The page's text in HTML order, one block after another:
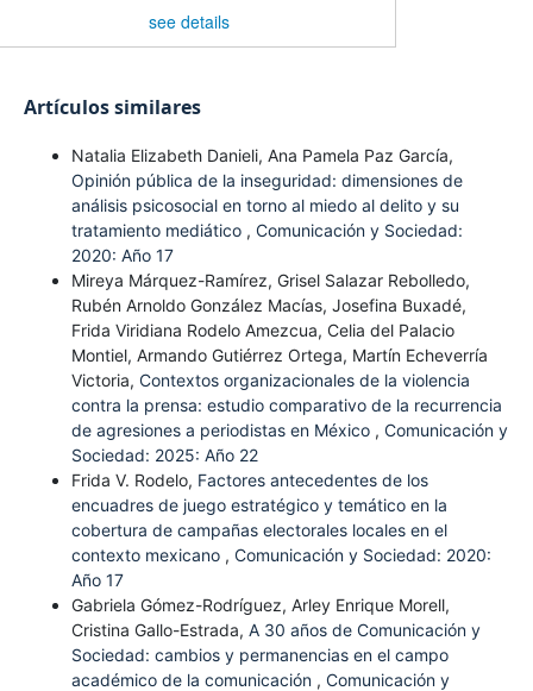
see details
Artículos similares
Natalia Elizabeth Danieli, Ana Pamela Paz García,
Opinión pública de la inseguridad: dimensiones de
análisis psicosocial en torno al miedo al delito y su
tratamiento mediático , Comunicación y Sociedad:
2020: Año 17
Mireya Márquez-Ramírez, Grisel Salazar Rebolledo,
Rubén Arnoldo González Macías, Josefina Buxadé,
Frida Viridiana Rodelo Amezcua, Celia del Palacio
Montiel, Armando Gutiérrez Ortega, Martín Echeverría
Victoria, Contextos organizacionales de la violencia
contra la prensa: estudio comparativo de la recurrencia
de agresiones a periodistas en México , Comunicación y
Sociedad: 2025: Año 22
Frida V. Rodelo, Factores antecedentes de los
encuadres de juego estratégico y temático en la
cobertura de campañas electorales locales en el
contexto mexicano , Comunicación y Sociedad: 2020:
Año 17
Gabriela Gómez-Rodríguez, Arley Enrique Morell,
Cristina Gallo-Estrada, A 30 años de Comunicación y
Sociedad: cambios y permanencias en el campo
académico de la comunicación , Comunicación y